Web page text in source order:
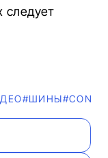
следует
#ШИНЫ